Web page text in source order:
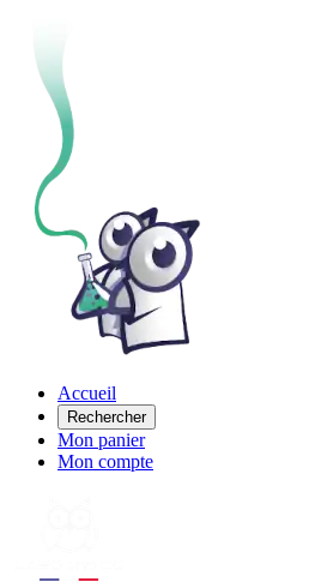
Accueil
Rechercher
Mon panier
Mon compte